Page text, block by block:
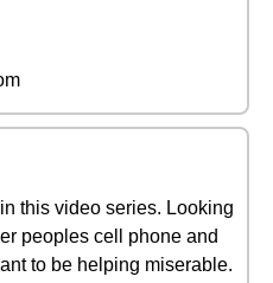
this video series. Looking
peoples cell phone and
to be helping miserable.